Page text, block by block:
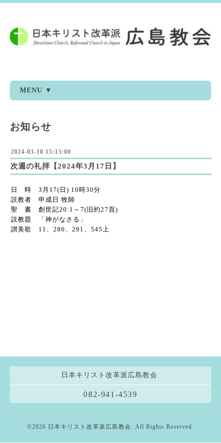
MENU ▼
お知らせ
2024-03-10 15:13:00
次週の礼拝【2024年3月17日】
日 時 3月17(日) 10時30分
説教者 申成日 牧師
聖 書 創世記20:1～7(旧約27頁)
説教題 「神がなさる」
讃美歌 11、286、291、545上
日本キリスト改革派広島教会
082-941-4539
©2026 日本キリスト改革派広島教会. All Rights Reserved.